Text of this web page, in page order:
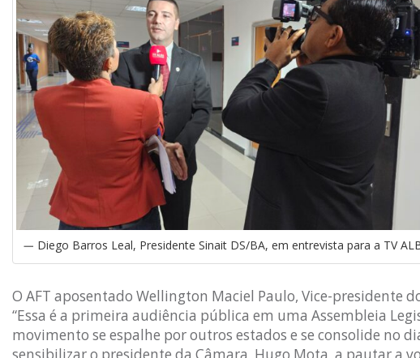
Diego Barros Leal, Presidente Sinait DS/BA, em entrevista para a TV
O AFT aposentado Wellington Maciel Paulo, Vice-presidente
“Essa é a primeira audiência pública em uma Assembleia
movimento se espalhe por outros estados e se consolide no
sensibilizar o presidente da Câmara, Hugo Mota, a pautar a